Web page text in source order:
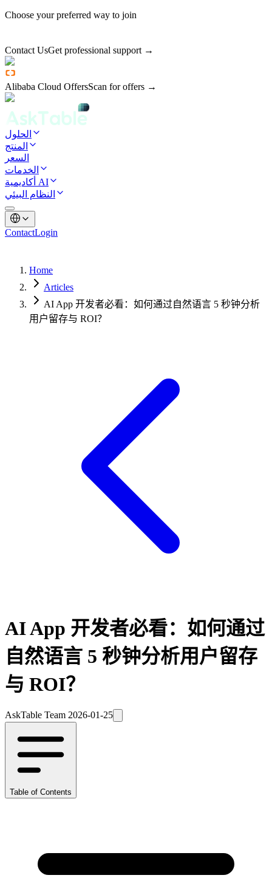
Choose your preferred way to join
Contact UsGet professional support →
Alibaba Cloud OffersScan for offers →
الحلول
المنتج
السعر
الخدمات
أكاديمية AI
النظام البيئي
ContactLogin
Home
Articles
AI App 开发者必看：如何通过自然语言 5 秒钟分析
用户留存与 ROI？
AI App 开发者必看：如何通过
自然语言 5 秒钟分析用户留存
与 ROI？
AskTable Team 2026-01-25
Table of Contents